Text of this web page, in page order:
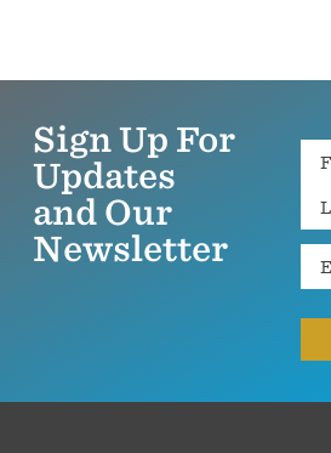
Sign Up For
Updates
and Our
Newsletter